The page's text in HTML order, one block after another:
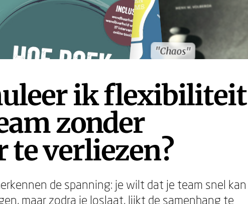
"Chaos"
"Chaos"
ik flexibiliteit
zonder
verliezen?
de spanning: je wilt dat je team snel kan
maar zodra je loslaat, lijkt de samenhang te